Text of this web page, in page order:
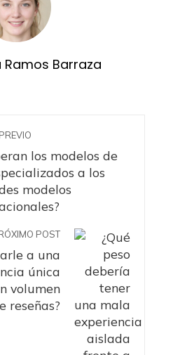
Ramos Barraza
los modelos de
a los
modelos
POST
a una
única
volumen
reseñas?